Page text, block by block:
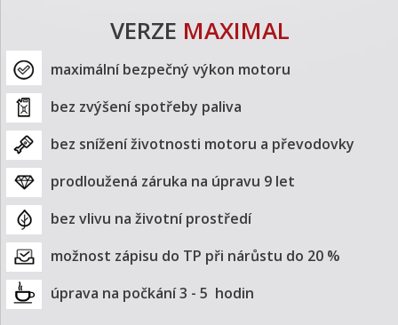
VERZE MAXIMAL
maximální bezpečný výkon motoru
bez zvýšení spotřeby paliva
bez snížení životnosti motoru a převodovky
prodloužená záruka na úpravu 9 let
bez vlivu na životní prostředí
možnost zápisu do TP při nárůstu do 20 %
úprava na počkání 3 - 5  hodin